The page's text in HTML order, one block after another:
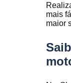
mais
maior